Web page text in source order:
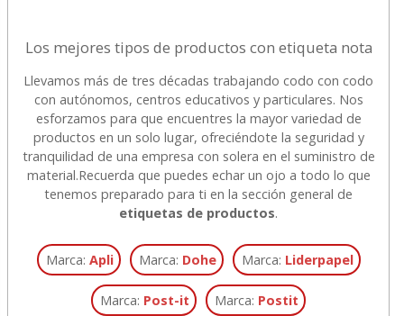
Los mejores tipos de productos con etiqueta nota
Llevamos más de tres décadas trabajando codo con codo
con autónomos, centros educativos y particulares. Nos
esforzamos para que encuentres la mayor variedad de
productos en un solo lugar, ofreciéndote la seguridad y
tranquilidad de una empresa con solera en el suministro de
material.Recuerda que puedes echar un ojo a todo lo que
tenemos preparado para ti en la sección general de
etiquetas de productos.
Marca: Apli Marca: Dohe Marca: Liderpapel
Marca: Post-it Marca: Postit